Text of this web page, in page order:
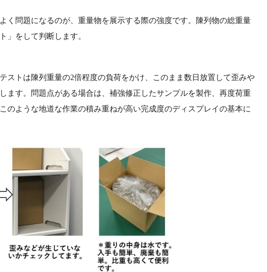
く問題になるのが、重量物を展示する際の強度です。陳列物の総重量
」をして判断します。
ストは陳列重量の2倍程度の負荷をかけ、このまま数日放置して歪みや
ます。問題点がある場合は、補強修正したサンプルを製作、再度荷重
のような地道な作業の積み重ねが高い完成度のディスプレイの基本に